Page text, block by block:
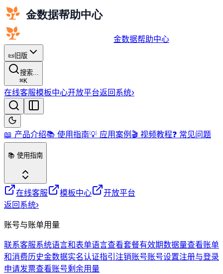
金数据帮助中心
📜 旧版
搜索...
⌘K
在线客服模板中心开放平台返回系统›
📖 产品介绍📚 使用指南💡 应用案例 🎬 视频教程❓ 常见问题
📚 使用指南
在线客服 模板中心
开放平台
返回系统›
账号与账单用量
联系客服系统语言和表单语言查看套餐有效期数据量查看账单
和消费历史金数据实名认证指引注销账号账号设置注册与登录
申请发票查看账号剩余用量